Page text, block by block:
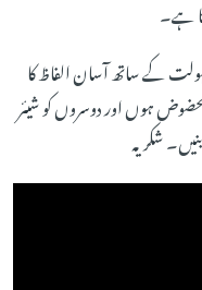
ہے۔
کے ساتھ آسان الفاظ کا
ہوں اور دوسروں کو شیئر
شکریہ